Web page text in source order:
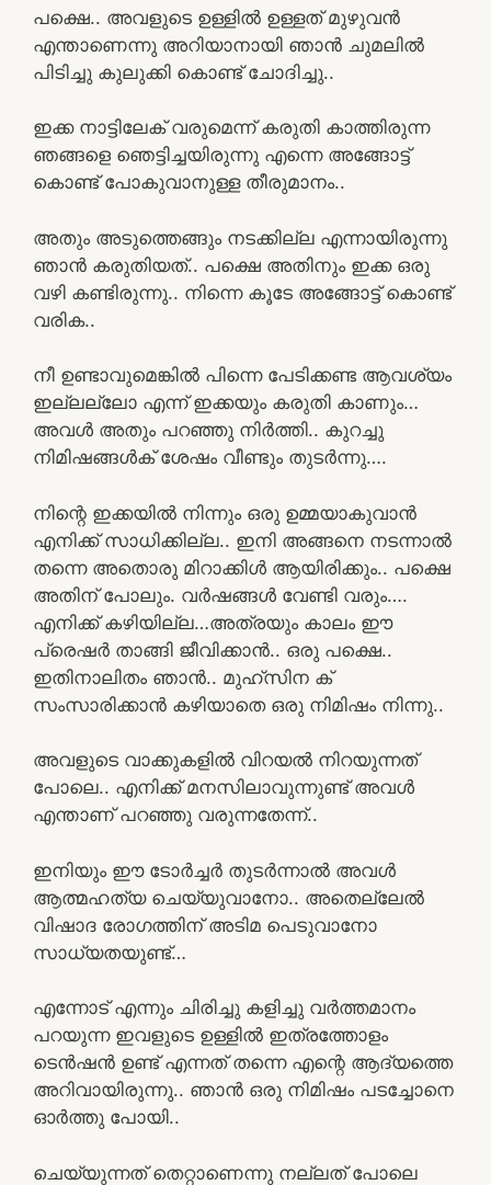
പക്ഷെ.. അവളുടെ ഉള്ളിൽ ഉള്ളത് മുഴുവൻ
എന്താണെന്നു അറിയാനായി ഞാൻ ചുമലിൽ
പിടിച്ചു കുലുക്കി കൊണ്ട് ചോദിച്ചു..
ഇക്ക നാട്ടിലേക് വരുമെന്ന് കരുതി കാത്തിരുന്ന
ഞങ്ങളെ ഞെട്ടിച്ചയിരുന്നു എന്നെ അങ്ങോട്ട്‌
കൊണ്ട് പോകുവാനുള്ള തീരുമാനം..
അതും അടുത്തെങ്ങും നടക്കില്ല എന്നായിരുന്നു
ഞാൻ കരുതിയത്.. പക്ഷെ അതിനും ഇക്ക ഒരു
വഴി കണ്ടിരുന്നു.. നിന്നെ കൂടേ അങ്ങോട്ട്‌ കൊണ്ട്
വരിക..
നീ ഉണ്ടാവുമെങ്കിൽ പിന്നെ പേടിക്കണ്ട ആവശ്യം
ഇല്ലല്ലോ എന്ന് ഇക്കയും കരുതി കാണും…
അവൾ അതും പറഞ്ഞു നിർത്തി.. കുറച്ചു
നിമിഷങ്ങൾക് ശേഷം വീണ്ടും തുടർന്നു….
നിന്റെ ഇക്കയിൽ നിന്നും ഒരു ഉമ്മയാകുവാൻ
എനിക്ക് സാധിക്കില്ല.. ഇനി അങ്ങനെ നടന്നാൽ
തന്നെ അതൊരു മിറാക്കിൾ ആയിരിക്കും.. പക്ഷെ
അതിന് പോലും. വർഷങ്ങൾ വേണ്ടി വരും….
എനിക്ക് കഴിയില്ല…അത്രയും കാലം ഈ
പ്രെഷർ താങ്ങി ജീവിക്കാൻ.. ഒരു പക്ഷെ..
ഇതിനാലിതം ഞാൻ.. മുഹ്സിന ക്
സംസാരിക്കാൻ കഴിയാതെ ഒരു നിമിഷം നിന്നു..
അവളുടെ വാക്കുകളിൽ വിറയൽ നിറയുന്നത്
പോലെ.. എനിക്ക് മനസിലാവുന്നുണ്ട് അവൾ
എന്താണ് പറഞ്ഞു വരുന്നതേന്ന്..
ഇനിയും ഈ ടോർച്ചർ തുടർന്നാൽ അവൾ
ആത്മഹത്യ ചെയ്യുവാനോ.. അതെല്ലേൽ
വിഷാദ രോഗത്തിന് അടിമ പെടുവാനോ
സാധ്യതയുണ്ട്…
എന്നോട് എന്നും ചിരിച്ചു കളിച്ചു വർത്തമാനം
പറയുന്ന ഇവളുടെ ഉള്ളിൽ ഇത്രത്തോളം
ടെൻഷൻ ഉണ്ട് എന്നത് തന്നെ എന്റെ ആദ്യത്തെ
അറിവായിരുന്നു.. ഞാൻ ഒരു നിമിഷം പടച്ചോനെ
ഓർത്തു പോയി..
ചെയ്യുന്നത് തെറ്റാണെന്നു നല്ലത് പോലെ